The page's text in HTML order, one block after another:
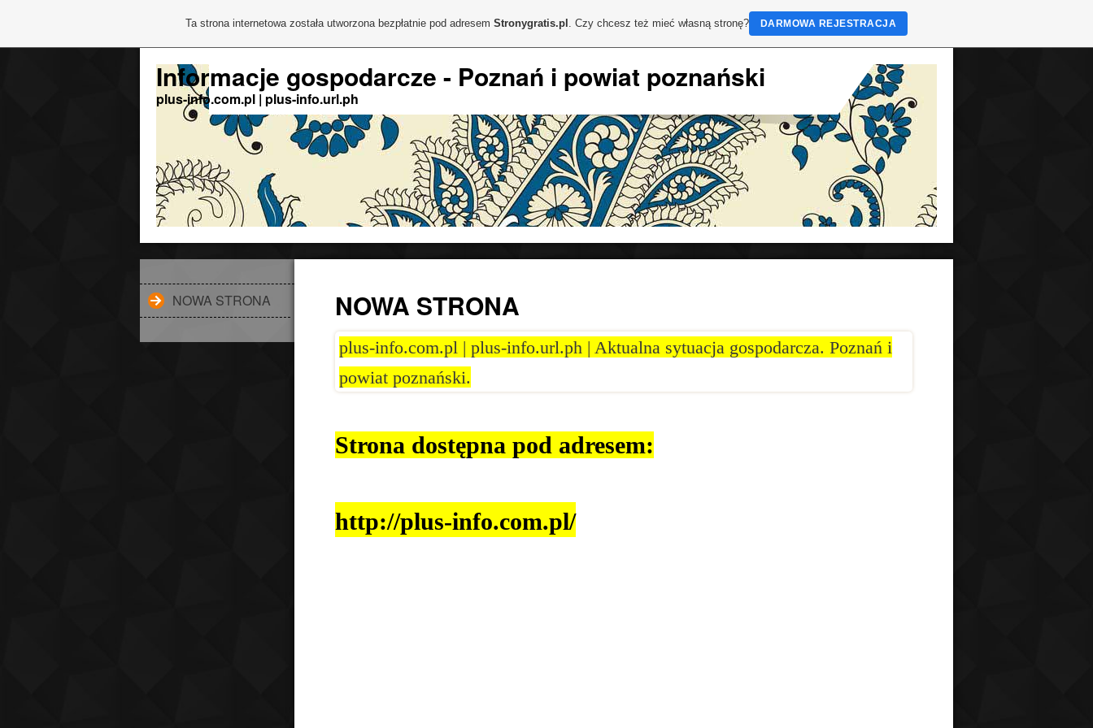
Informacje gospodarcze - Poznań i powiat poznański
plus-info.com.pl | plus-info.url.ph
NOWA STRONA NOWA STRONA
plus-info.com.pl | plus-info.url.ph | Aktualna sytuacja gospodarcza. Poznań i
powiat poznański.
Strona dostępna pod adresem:
http://plus-info.com.pl/
Ta strona internetowa została utworzona bezpłatnie pod adresem Stronygratis.pl . Czy chcesz też mieć własną stronę? DARMOWA REJESTRACJA